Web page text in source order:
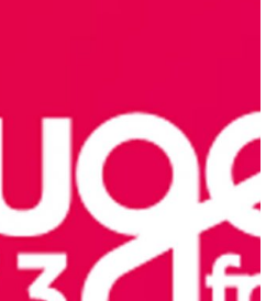
ROUGE 107.3